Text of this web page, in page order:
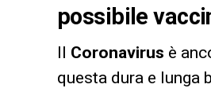
possibile
Il Coronavirus è
questa dura e lunga